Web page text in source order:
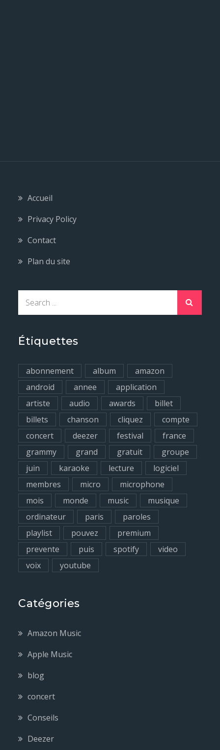
Accueil
Privacy Policy
Contact
Plan du site
r
h
f
o
Étiquettes
abonnement album
amazon
android
annee
application
artiste
audio awards
billet
billets
chanson cliquez
compte
concert
deezer festival
france
grammy
grand gratuit
groupe
juin
karaoke lecture
logiciel
membres
micro
microphone
mois
monde music
musique
ordinateur
paris
paroles
playlist
pouvez
premium
prevente
puis spotify
video
voix
youtube
Catégories
Amazon Music
Apple Music
blog
concert
Conseils
Deezer